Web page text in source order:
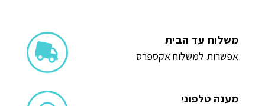
משלוח עד הבית
אפשרות למשלוח אקספרס
מענה טלפוני